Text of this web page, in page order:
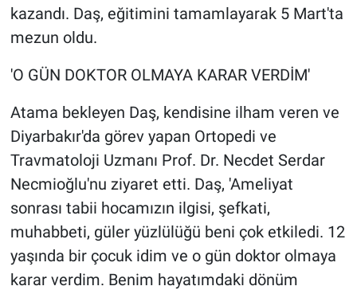
kazandı. Daş, eğitimini tamamlayarak 5 Mart'ta
mezun oldu.
'O GÜN DOKTOR OLMAYA KARAR VERDİM'
Atama bekleyen Daş, kendisine ilham veren ve
Diyarbakır'da görev yapan Ortopedi ve
Travmatoloji Uzmanı Prof. Dr. Necdet Serdar
Necmioğlu'nu ziyaret etti. Daş, 'Ameliyat
sonrası tabii hocamızın ilgisi, şefkati,
muhabbeti, güler yüzlülüğü beni çok etkiledi. 12
yaşında bir çocuk idim ve o gün doktor olmaya
karar verdim. Benim hayatımdaki dönüm
Türkiye'nin Geleceği
Yerel Yaşam
Canlı Yayın